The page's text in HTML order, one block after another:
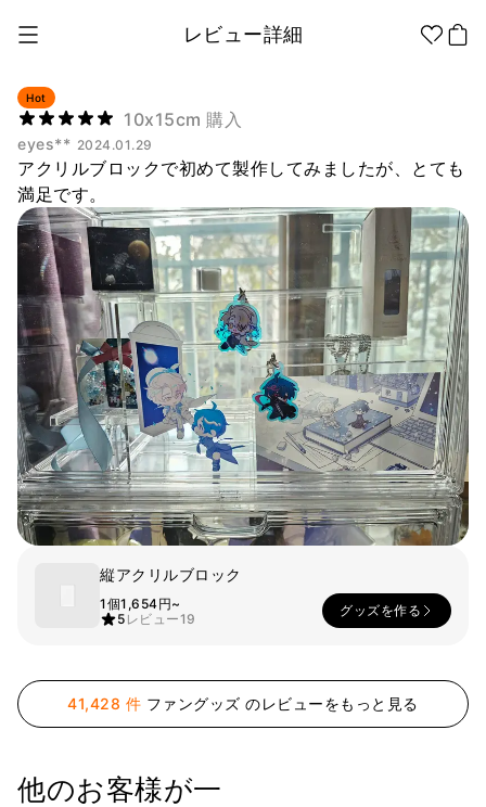
Hot
10x15cm 購入
eyes** 2024.01.29
アクリルブロックで初めて製作してみましたが、とても
満足です。
縦アクリルブロック
1個1,654円~
5 レビュー19
グッズを作る
41,428 件 ファングッズ のレビューをもっと見る
他のお客様が一
レビュー詳細
1個から制作
ノベルティ
ノウハウ
アパレル
ファッション小物
ファングッズ
ステッカー
紙製品
文具/オフィス
スマホ
リビング
ファブリック
アパレル カテゴリー
全商品 Tシャツ シャツ
スウェッ
トシャツ
フードパ
ーカー
ジップア
ップ
アウター パンツ
法被/ロー
ブ